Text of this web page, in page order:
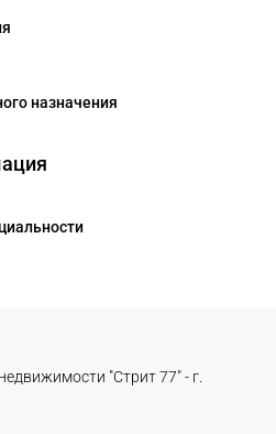
назначения
"Стрит 77" - г.